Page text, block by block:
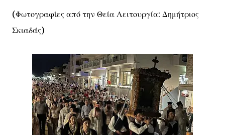
(Φωτογραφίες από την Θεία Λειτουργία: Δημήτριος
Σκιαδάς)